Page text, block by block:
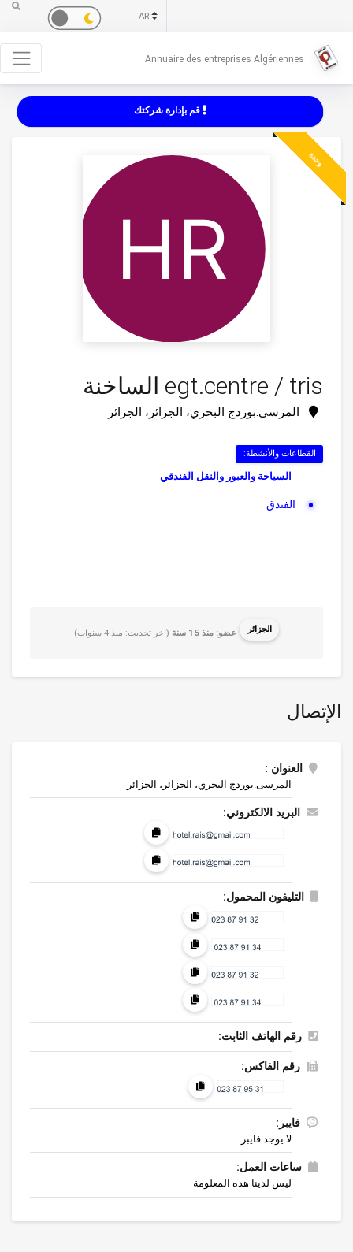
Annuaire des entreprises Algériennes
قم بإدارة شركتك
وحدة
egt.centre / tris الساخنة
المرسى.بوردج البحري، الجزائر، الجزائر
القطاعات والأنشطة:
السياحة والعبور والنقل الفندقي
الفندق
الجزائر عضو: منذ 15 سنة (اخر تحديث: منذ 4 سنوات)
الإتصال
العنوان :
المرسى.بوردج البحري، الجزائر، الجزائر
البريد الالكتروني:
التليفون المحمول:
رقم الهاتف الثابت:
رقم الفاكس:
فايبر:
لا يوجد فايبر
ساعات العمل:
ليس لدينا هذه المعلومة